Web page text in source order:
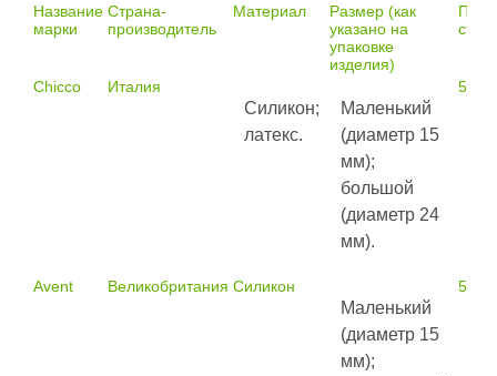
Название
марки
Страна-
производитель
Материал
Размер (как
указано на
упаковке
изделия)
Chicco Италия
Силикон;
латекс.
Маленький
(диаметр 15
мм);
большой
(диаметр 24
мм).
580
Avent Великобритания Силикон
Маленький
(диаметр 15
мм);
500